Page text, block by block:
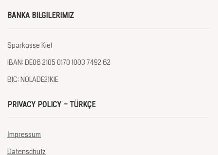
BANKA BILGILERIMIZ
Sparkasse Kiel
IBAN: DE06 2105 0170 1003 7492 62
BIC: NOLADE21KIE
PRIVACY POLICY – TÜRKÇE
İmpressum
Datenschutz